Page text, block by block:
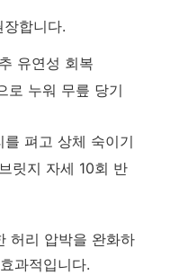
합니다.
유연성 회복
로 누워 무릎 당기
를 펴고 상체 숙이기
릿지 자세 10회 반
허리 압박을 완화하
과적입니다.